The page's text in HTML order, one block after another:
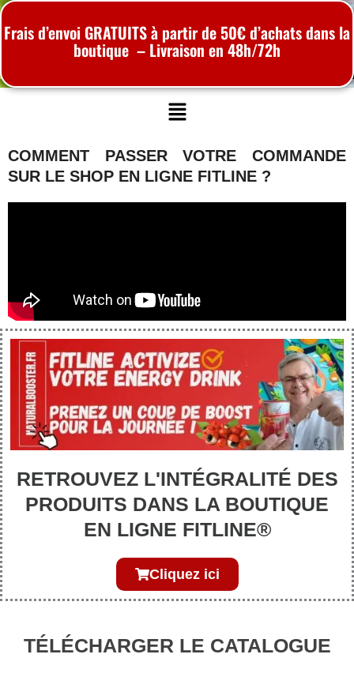
Frais d’envoi GRATUITS à partir de 50€ d’achats dans la
boutique – Livraison en 48h/72h
Menu
COMMENT PASSER VOTRE COMMANDE
SUR LE SHOP EN LIGNE FITLINE ?
RETROUVEZ L'INTÉGRALITÉ DES
PRODUITS DANS LA BOUTIQUE
EN LIGNE FITLINE®
Cliquez ici
TÉLÉCHARGER LE CATALOGUE